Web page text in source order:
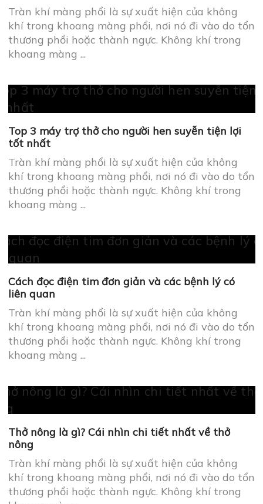
Tràn khí màng phổi là sự xuất hiện của không
khí trong khoang màng phổi, nơi nó đi vào do tổn
thương phổi hoặc thành ngực. Không khí trong
khoang màng ...
Top 3 máy trợ thở cho người hen suyễn tiện lợi
tốt nhất
Tràn khí màng phổi là sự xuất hiện của không
khí trong khoang màng phổi, nơi nó đi vào do tổn
thương phổi hoặc thành ngực. Không khí trong
khoang màng ...
Cách đọc điện tim đơn giản và các bệnh lý có
liên quan
Tràn khí màng phổi là sự xuất hiện của không
khí trong khoang màng phổi, nơi nó đi vào do tổn
thương phổi hoặc thành ngực. Không khí trong
khoang màng ...
Thở nông là gì? Cái nhìn chi tiết nhất về thở
nông
Tràn khí màng phổi là sự xuất hiện của không
khí trong khoang màng phổi, nơi nó đi vào do tổn
thương phổi hoặc thành ngực. Không khí trong